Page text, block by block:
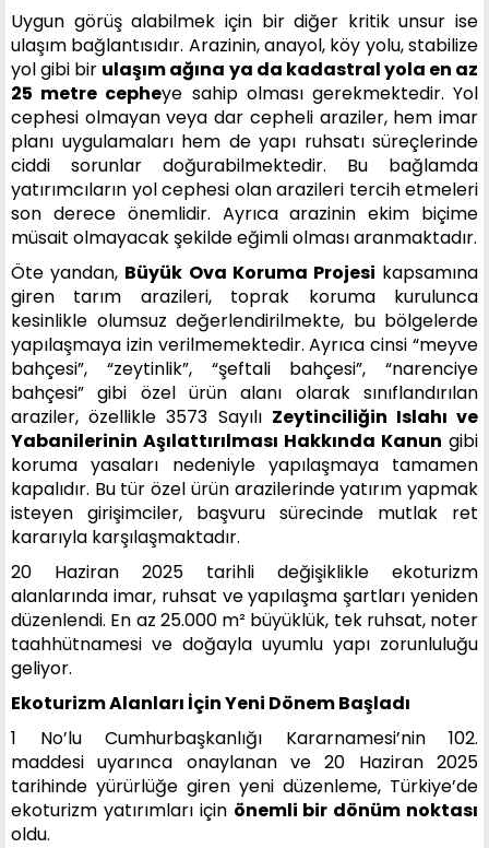
Uygun görüş alabilmek için bir diğer kritik unsur ise
ulaşım bağlantısıdır. Arazinin, anayol, köy yolu, stabilize
yol gibi bir ulaşım ağına ya da kadastral yola en az
25 metre cepheye sahip olması gerekmektedir. Yol
cephesi olmayan veya dar cepheli araziler, hem imar
planı uygulamaları hem de yapı ruhsatı süreçlerinde
ciddi sorunlar doğurabilmektedir. Bu bağlamda
yatırımcıların yol cephesi olan arazileri tercih etmeleri
son derece önemlidir. Ayrıca arazinin ekim biçime
müsait olmayacak şekilde eğimli olması aranmaktadır.
Öte yandan, Büyük Ova Koruma Projesi kapsamına
giren tarım arazileri, toprak koruma kurulunca
kesinlikle olumsuz değerlendirilmekte, bu bölgelerde
yapılaşmaya izin verilmemektedir. Ayrıca cinsi “meyve
bahçesi”, “zeytinlik”, “şeftali bahçesi”, “narenciye
bahçesi” gibi özel ürün alanı olarak sınıflandırılan
araziler, özellikle 3573 Sayılı Zeytinciliğin Islahı ve
Yabanilerinin Aşılattırılması Hakkında Kanun gibi
koruma yasaları nedeniyle yapılaşmaya tamamen
kapalıdır. Bu tür özel ürün arazilerinde yatırım yapmak
isteyen girişimciler, başvuru sürecinde mutlak ret
kararıyla karşılaşmaktadır.
20 Haziran 2025 tarihli değişiklikle ekoturizm
alanlarında imar, ruhsat ve yapılaşma şartları yeniden
düzenlendi. En az 25.000 m² büyüklük, tek ruhsat, noter
taahhütnamesi ve doğayla uyumlu yapı zorunluluğu
geliyor.
Ekoturizm Alanları İçin Yeni Dönem Başladı
1 No’lu Cumhurbaşkanlığı Kararnamesi’nin 102.
maddesi uyarınca onaylanan ve 20 Haziran 2025
tarihinde yürürlüğe giren yeni düzenleme, Türkiye’de
ekoturizm yatırımları için önemli bir dönüm noktası
oldu.